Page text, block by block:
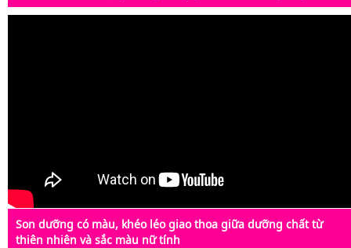
Son dưỡng có màu, khéo léo giao thoa giữa dưỡng chất từ
thiên nhiên và sắc màu nữ tính